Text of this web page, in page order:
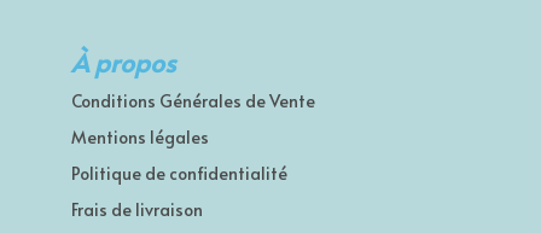
À propos
Conditions Générales de Vente
Mentions légales
Politique de confidentialité
Frais de livraison